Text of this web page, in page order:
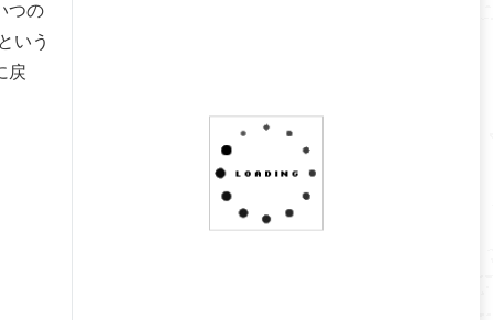
つの
いう
戻